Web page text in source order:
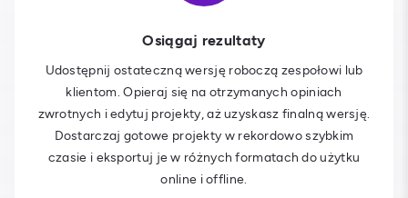
Osiągaj rezultaty
Udostępnij ostateczną wersję roboczą zespołowi lub
klientom. Opieraj się na otrzymanych opiniach
zwrotnych i edytuj projekty, aż uzyskasz finalną wersję.
Dostarczaj gotowe projekty w rekordowo szybkim
czasie i eksportuj je w różnych formatach do użytku
online i offline.